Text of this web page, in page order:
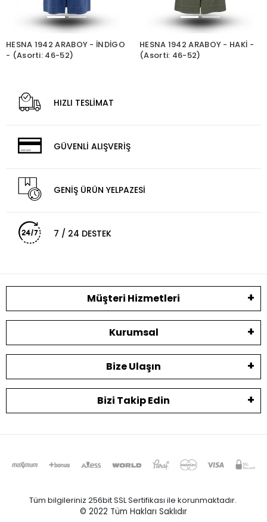
HESNA 1942 ARABOY - İNDİGO
- (Asorti: 46-52)
HESNA 1942 ARABOY - HAKİ -
(Asorti: 46-52)
HIZLI TESLİMAT
GÜVENLİ ALIŞVERİŞ
GENİŞ ÜRÜN YELPAZESİ
7 / 24 DESTEK
Müşteri Hizmetleri
Kurumsal
Bize Ulaşın
Bizi Takip Edin
Tüm bilgileriniz 256bit SSL Sertifikası ile korunmaktadır.
© 2022 Tüm Hakları Saklıdır